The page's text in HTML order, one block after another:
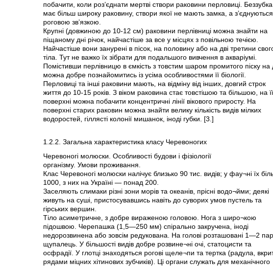
побачити, коли роз’єднати мертві створи раковини перловиці. Беззубка
має більш широку раковину, створи якої не мають замка, а з’єднуються
роговою зв’язкою.
Крупні (довжиною до 10-12 см) раковини перлівниці можна знайти на
піщаному дні річок, найчастіше за все у місцях з повільною течією.
Найчастіше вони занурені в пісок, на половину або на дві третини
тіла. Тут не важко їх зібрати для подальшого вивчення в акваріумі.
Помістивши перлівницю в ємкість з товстим шаром промитого піску на
можна добре познайомитись із усіма особливостями її біології.
Перловиці та інші раковини мають, на відміну від інших, довгий строк
життя до 10-15 років. З віком раковина стає товстішою та більшою, на її
поверхні можна побачити концентричні лінії вікового приросту. На
поверхні старих раковин можна знайти велику кількість видів мілких
водоростей, гіллясті колонії мишанок, іноді губки. [3.]
1.2.2. Загальна характеристика класу Черевоногих
Черевоногі молюски. Особливості будови і фізіології
організму. Умови проживання.
Клас Черевоногі молюски налічує близько 90 тис. видів; у фау¬ні їх
1000, з них на Україні — понад 200.
Заселяють слимаки різні зони морів та океанів, прісні водо¬йми; деякі
живуть на суші, пристосувавшись навіть до суворих умов пустель та
гірських вершин.
Тіло асиметричне, з добре вираженою головою. Нога з широ¬кою
підошвою. Черепашка (1,5—250 мм) спірально закручена, іноді
недорозвинена або зовсім редукована. На голові розташовані 1—2
щупалець. У більшості видів добре розвине¬ні очі, статоцисти та
осфрадії. У глотці знаходяться рогові щеле¬пи та тертка (радула,
рядами міцних хітинових зубчиків). Ці органи служать для механічного